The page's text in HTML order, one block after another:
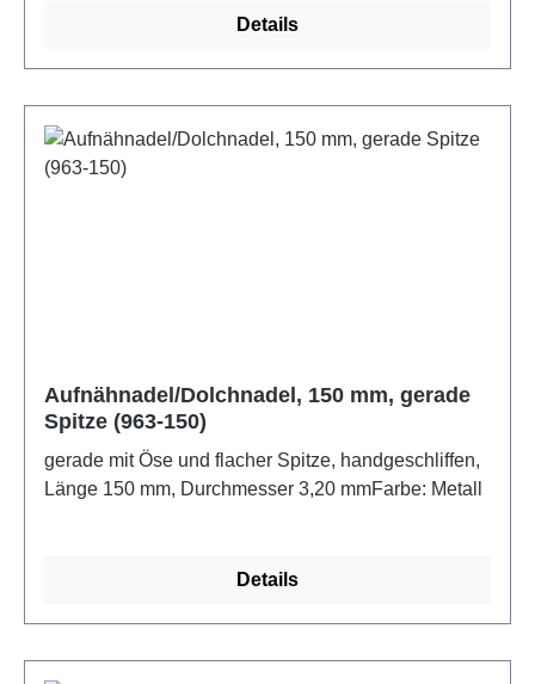
Details
Aufnähnadel/Dolchnadel, 150 mm, gerade
Spitze (963-150)
gerade mit Öse und flacher Spitze, handgeschliffen,
Länge 150 mm, Durchmesser 3,20 mmFarbe: Metall
Details